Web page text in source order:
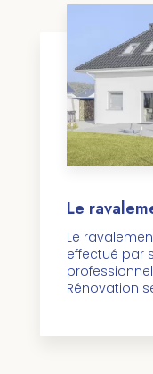
Le
Le
effectué par
Rénovation